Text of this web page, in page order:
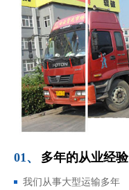
01、 多年的从业经验
我们从事大型运输多年